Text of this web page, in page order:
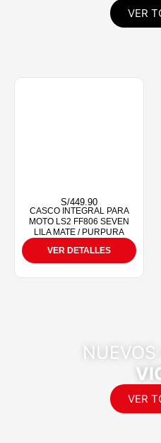
VER
S/449.90
CASCO INTEGRAL PARA
MOTO LS2 FF806 SEVEN
LILA MATE / PURPURA
VER DETALLES
VER